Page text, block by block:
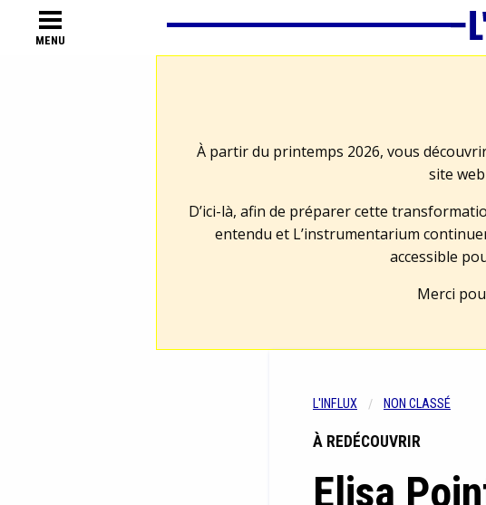
MENU
À partir du printemps 2026, vous
site
D’ici-là, afin de préparer cette
entendu et L’instrumentarium
accessible
Merci
L'INFLUX NON CLASSÉ
À REDÉCOUVRIR
Elisa